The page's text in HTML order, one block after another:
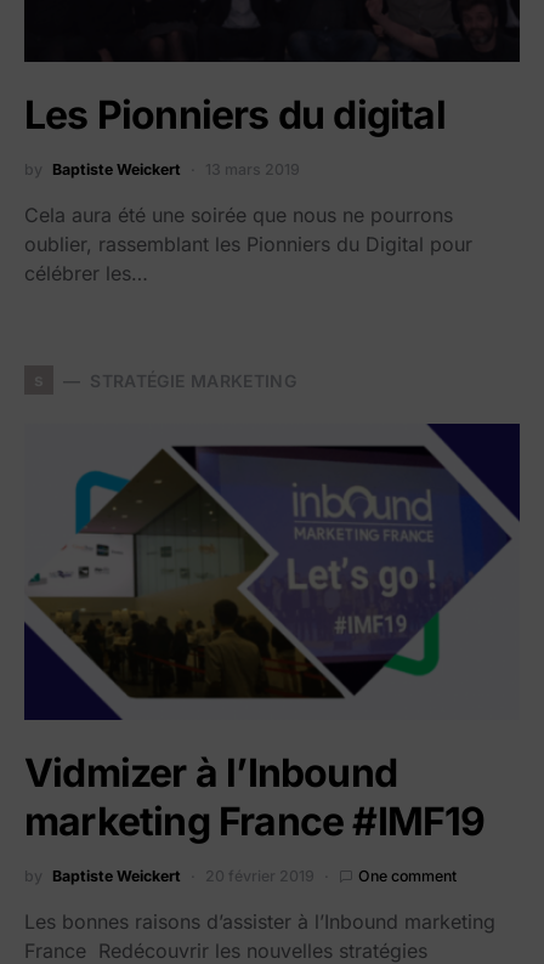
Les Pionniers du digital
by Baptiste Weickert 13 mars 2019
Cela aura été une soirée que nous ne pourrons
oublier, rassemblant les Pionniers du Digital pour
célébrer les…
STRATÉGIE MARKETING
Vidmizer à l’Inbound
marketing France #IMF19
by Baptiste Weickert 20 février 2019 One comment
Les bonnes raisons d’assister à l’Inbound marketing
France Redécouvrir les nouvelles stratégies